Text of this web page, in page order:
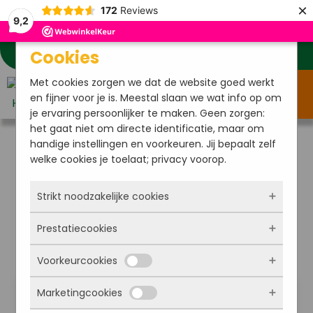
9,2
172 Reviews ×
Menu
Home/Tuinverblijf/ Carports en garages
Carports en garages
Cookies
Met cookies zorgen we dat de website goed werkt
en fijner voor je is. Meestal slaan we wat info op om
je ervaring persoonlijker te maken. Geen zorgen:
het gaat niet om directe identificatie, maar om
handige instellingen en voorkeuren. Jij bepaalt zelf
welke cookies je toelaat; privacy voorop.
Strikt noodzakelijke cookies
Deze cookies zorgen ervoor dat de website
überhaupt werkt. Ze zijn dus altijd actief en
kunnen niet worden uitgezet. Meestal worden
ze alleen geplaatst als jij iets doet, zoals
inloggen, een formulier invullen of je
Prestatiecookies
Met deze cookies zien we hoe vaak onze site
bezocht wordt, waar bezoekers vandaan
komen en welke pagina’s populair zijn. Zo
Voorkeurcookies
Deze cookies onthouden jouw voorkeuren.
Marketingcookies